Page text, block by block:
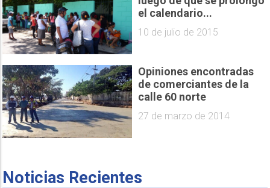
el calendario...
10 de julio de 2015
Opiniones encontradas
de comerciantes de la
calle 60 norte
27 de marzo de 2014
Noticias Recientes